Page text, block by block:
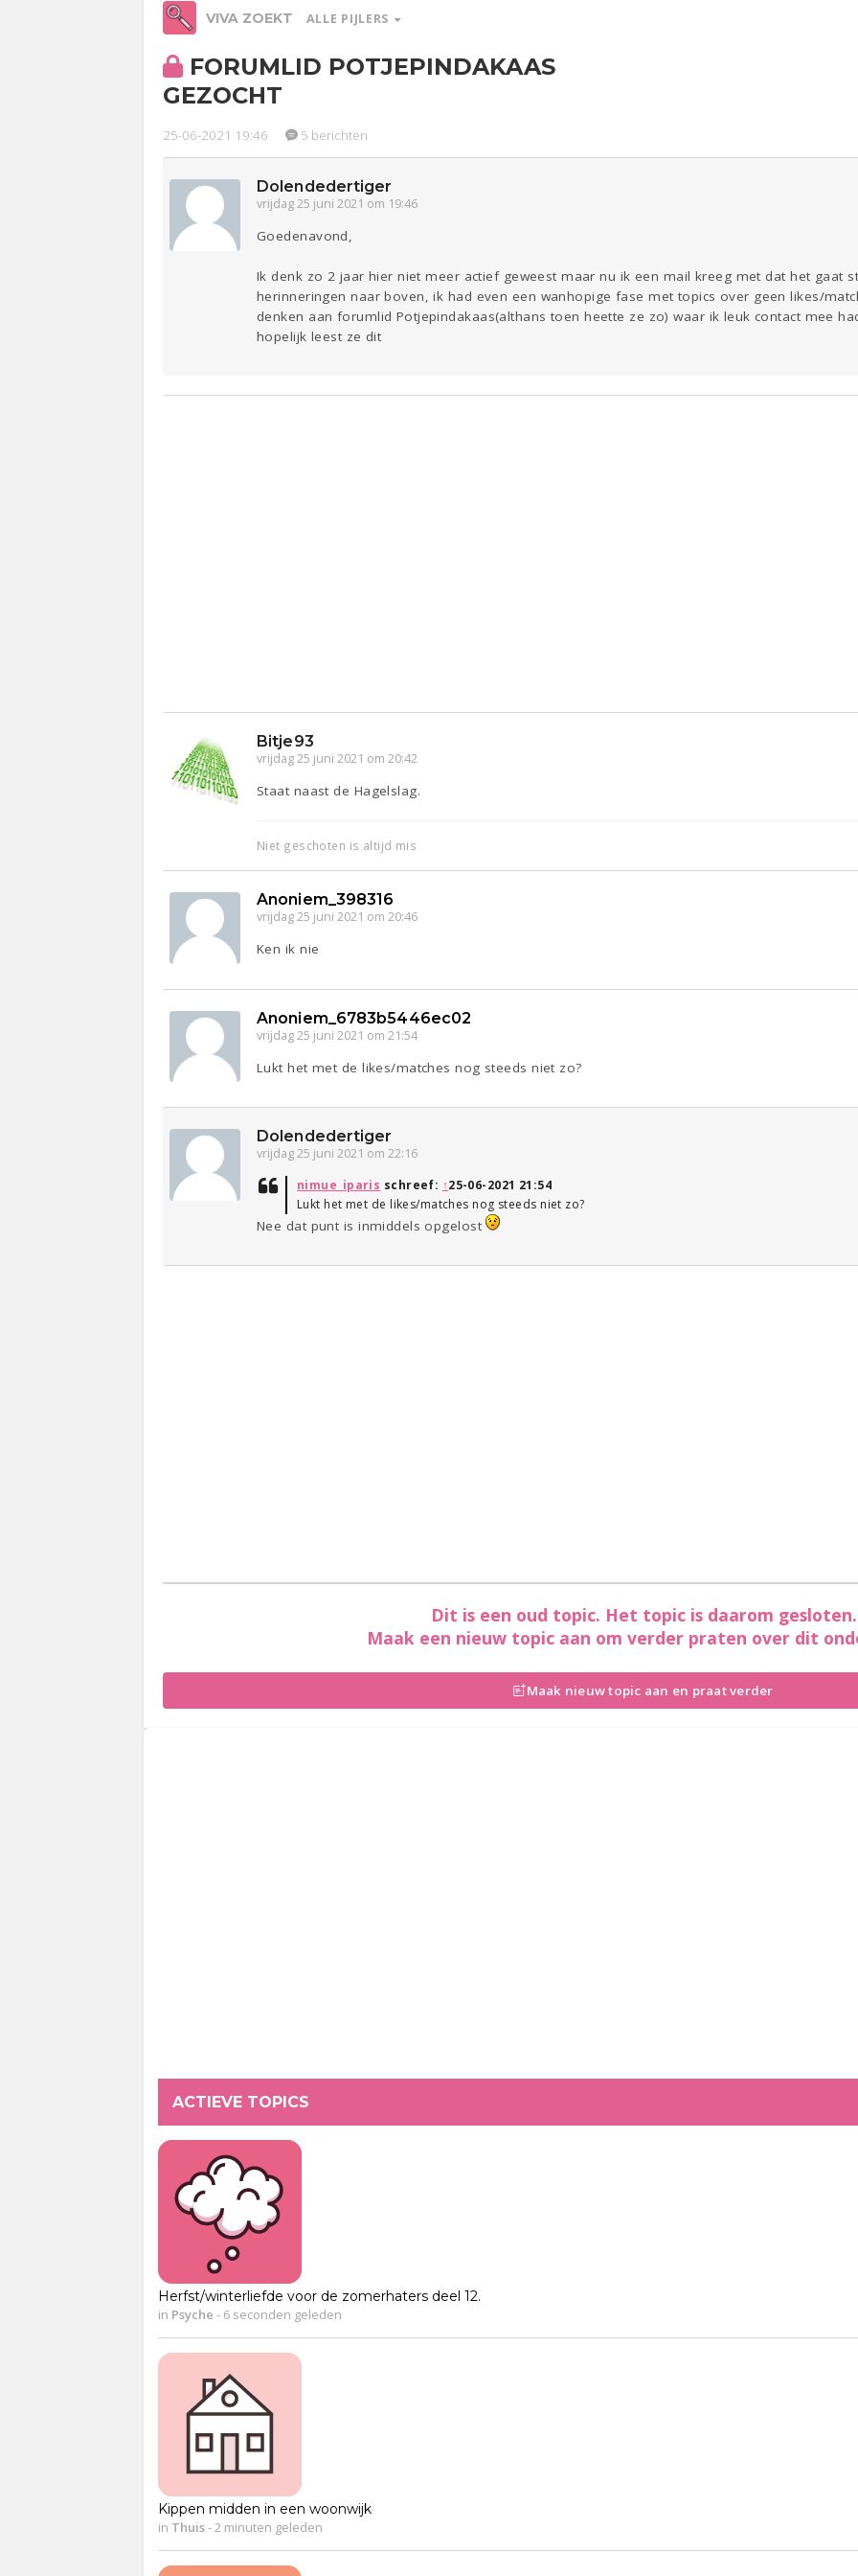
VIVA ZOEKT ALLE PIJLERS
Lijf & Lijn Kinderen Digi Eten
Mode &
Zwanger
Sport
Viva zoekt
FORUMLID POTJEPINDAKAAS
GEZOCHT
25-06-2021 19:46 5 berichten
Dolendedertiger
vrijdag 25 juni 2021 om 19:46
Goedenavond,
Ik denk zo 2 jaar hier niet meer actief geweest maar nu ik een mail kreeg met dat het gaat
herinneringen naar boven, ik had even een wanhopige fase met topics over geen likes/
denken aan forumlid Potjepindakaas(althans toen heette ze zo) waar ik leuk contact mee
hopelijk leest ze dit
Bitje93
vrijdag 25 juni 2021 om 20:42
Staat naast de Hagelslag.
Niet geschoten is altijd mis
Anoniem_398316
vrijdag 25 juni 2021 om 20:46
Ken ik nie
Anoniem_6783b5446ec02
vrijdag 25 juni 2021 om 21:54
Lukt het met de likes/matches nog steeds niet zo?
Dolendedertiger
vrijdag 25 juni 2021 om 22:16
nimue_iparis schreef: ↑25-06-2021 21:54
Lukt het met de likes/matches nog steeds niet zo?
Nee dat punt is inmiddels opgelost
Dit is een oud topic. Het topic is daarom gesloten.
Maak een nieuw topic aan om verder praten over dit
Maak nieuw topic aan en praat verder
ACTIEVE TOPICS
Herfst/winterliefde voor de zomerhaters deel 12.
in Psyche -6 seconden geleden
Kippen midden in een woonwijk
in Thuis-2 minuten geleden